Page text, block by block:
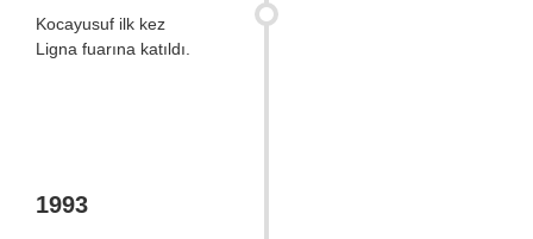
Kocayusuf ilk kez
Ligna fuarına katıldı.
1993